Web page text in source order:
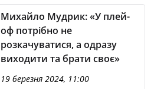
Михайло Мудрик: «У плей-
оф потрібно не
розкачуватися, а одразу
виходити та брати своє»
19 березня 2024, 11:00